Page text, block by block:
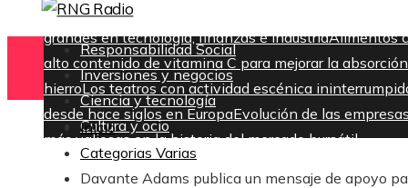
tras la Gran Depresión
grandes en tecnología, finanzas e industriaAlimentos
alto contenido de vitamina C para mejorar la
hierroLos teatros con actividad escénica
desde hace siglos en EuropaEvolución de las
más valiosas en la historia del mercado bursátil
sábado, agosto 8
Responsabilidad Social
Inversiones y negocios
Ciencia y tecnología
Cultura y ocio
Inicio
Categorias Varias
Davante Adams publica un mensaje de apoyo